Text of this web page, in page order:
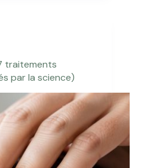
traitements
par la science)